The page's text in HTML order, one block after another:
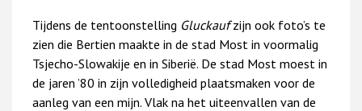
Tijdens de tentoonstelling Gluckaufzijn ook foto’s te
zien die Bertien maakte in de stad Most in voormalig
Tsjecho-Slowakije en in Siberië. De stad Most moest in
de jaren ’80 in zijn volledigheid plaatsmaken voor de
aanleg van een mijn. Vlak na het uiteenvallen van de